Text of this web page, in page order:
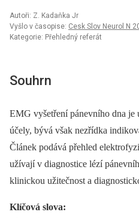
Autoři: Z. Kadaňka Jr
Vyšlo v časopise: Cesk Slov Neurol N
Kategorie: Přehledný referát
Souhrn
EMG vyšetření pánevního dna je
účely, bývá však nezřídka
Článek podává přehled
užívají v diagnostice lézí
klinickou užitečnost a
Klíčová slova: